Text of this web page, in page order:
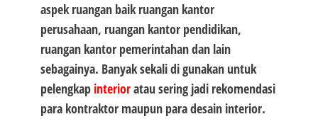
aspek ruangan baik ruangan kantor
perusahaan, ruangan kantor pendidikan,
ruangan kantor pemerintahan dan lain
sebagainya. Banyak sekali di gunakan untuk
pelengkapinterioratau sering jadi rekomendasi
para kontraktor maupun para desain interior.